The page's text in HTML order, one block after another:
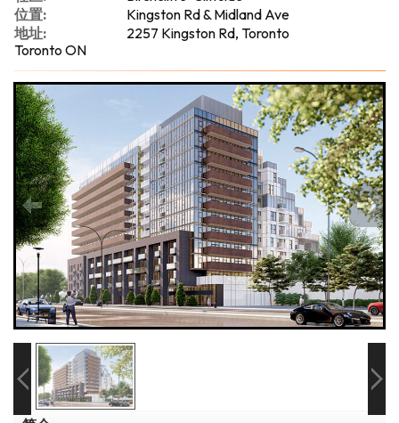
位置:
Kingston Rd & Midland Ave
地址:
2257 Kingston Rd, Toronto
Toronto ON